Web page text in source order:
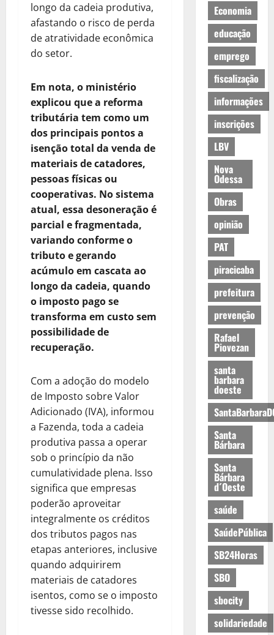
longo da cadeia produtiva,
afastando o risco de perda
de atratividade econômica
do setor.
Em nota, o ministério
explicou que a reforma
tributária tem como um
dos principais pontos a
isenção total da venda de
materiais de catadores,
pessoas físicas ou
cooperativas. No sistema
atual, essa desoneração é
parcial e fragmentada,
variando conforme o
tributo e gerando
acúmulo em cascata ao
longo da cadeia, quando
o imposto pago se
transforma em custo sem
possibilidade de
recuperação.
Com a adoção do modelo
de Imposto sobre Valor
Adicionado (IVA), informou
a Fazenda, toda a cadeia
produtiva passa a operar
sob o princípio da não
cumulatividade plena. Isso
significa que empresas
poderão aproveitar
integralmente os créditos
dos tributos pagos nas
etapas anteriores, inclusive
quando adquirirem
materiais de catadores
isentos, como se o imposto
tivesse sido recolhido.
Economia
educação
emprego
fiscalização
informações
inscrições
LBV
Nova
Odessa
Obras
opinião
PAT
piracicaba
prefeitura
prevenção
Rafael
Piovezan
santa
barbara
doeste
Santa
Bárbara
Santa
Bárbara
d´Oeste
saúde
SaúdePública
SB24Horas
SBO
sbocity
solidariedade